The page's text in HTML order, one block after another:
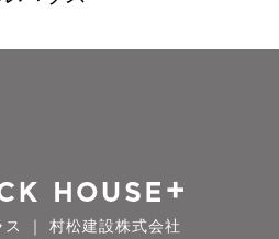
｜ 村松建設株式会社